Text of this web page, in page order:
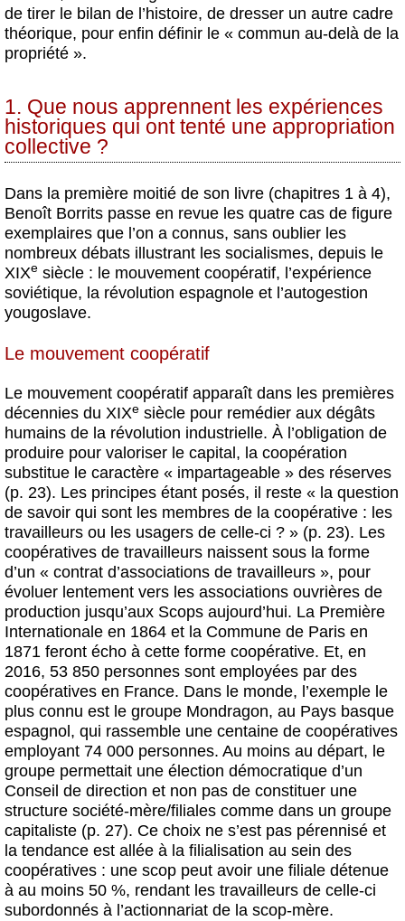
de tirer le bilan de l’histoire, de dresser un autre cadre
théorique, pour enfin définir le « commun au-delà de la
propriété ».
1. Que nous apprennent les expériences
historiques qui ont tenté une appropriation
collective ?
Dans la première moitié de son livre (chapitres 1 à 4),
Benoît Borrits passe en revue les quatre cas de figure
exemplaires que l’on a connus, sans oublier les
nombreux débats illustrant les socialismes, depuis le
XIXe siècle : le mouvement coopératif, l’expérience
soviétique, la révolution espagnole et l’autogestion
yougoslave.
Le mouvement coopératif
Le mouvement coopératif apparaît dans les premières
décennies du XIXe siècle pour remédier aux dégâts
humains de la révolution industrielle. À l’obligation de
produire pour valoriser le capital, la coopération
substitue le caractère « impartageable » des réserves
(p. 23). Les principes étant posés, il reste « la question
de savoir qui sont les membres de la coopérative : les
travailleurs ou les usagers de celle-ci ? » (p. 23). Les
coopératives de travailleurs naissent sous la forme
d’un « contrat d’associations de travailleurs », pour
évoluer lentement vers les associations ouvrières de
production jusqu’aux Scops aujourd’hui. La Première
Internationale en 1864 et la Commune de Paris en
1871 feront écho à cette forme coopérative. Et, en
2016, 53 850 personnes sont employées par des
coopératives en France. Dans le monde, l’exemple le
plus connu est le groupe Mondragon, au Pays basque
espagnol, qui rassemble une centaine de coopératives
employant 74 000 personnes. Au moins au départ, le
groupe permettait une élection démocratique d’un
Conseil de direction et non pas de constituer une
structure société-mère/filiales comme dans un groupe
capitaliste (p. 27). Ce choix ne s’est pas pérennisé et
la tendance est allée à la filialisation au sein des
coopératives : une scop peut avoir une filiale détenue
à au moins 50 %, rendant les travailleurs de celle-ci
subordonnés à l’actionnariat de la scop-mère.